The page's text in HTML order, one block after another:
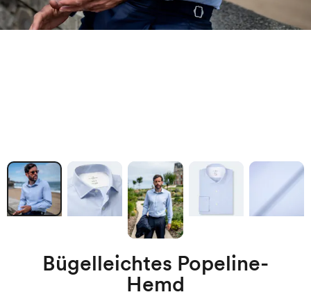
Bügelleichtes Popeline-
Hemd